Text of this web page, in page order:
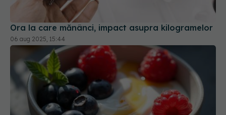
Ora la care mănânci, impact asupra kilogramelor
06 aug 2025, 15:44